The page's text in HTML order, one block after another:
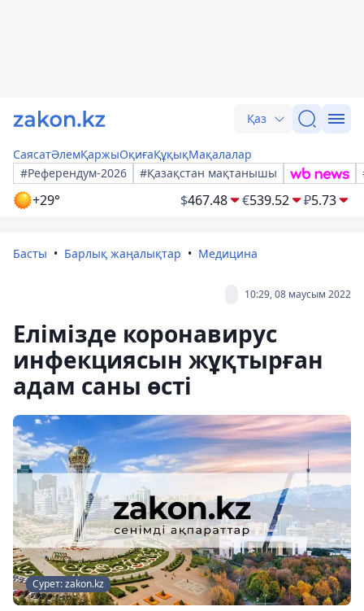
Қаз
СаясатӘлемҚаржыОқиғаҚұқықМақалалар
#Референдум-2026
#Қазақстан мақтанышы
+29° $467.48 €539.52 ₽5.73
Басты Барлық жаңалықтар Медицина
10:29, 08 маусым 2022
Елімізде коронавирус
инфекциясын жұқтырған
адам саны өсті
Сурет: zakon.kz